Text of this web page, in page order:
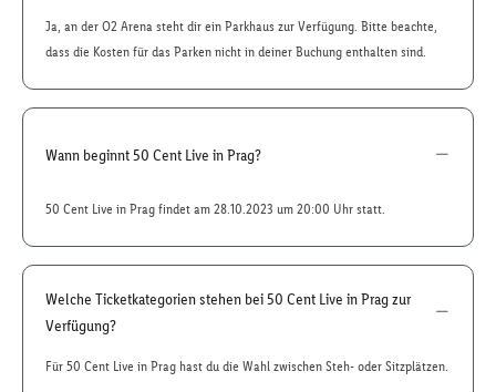
Ja, an der O2 Arena steht dir ein Parkhaus zur Verfügung. Bitte beachte,
dass die Kosten für das Parken nicht in deiner Buchung enthalten sind.
Wann beginnt 50 Cent Live in Prag?
50 Cent Live in Prag findet am 28.10.2023 um 20:00 Uhr statt.
Welche Ticketkategorien stehen bei 50 Cent Live in Prag zur
Verfügung?
Für 50 Cent Live in Prag hast du die Wahl zwischen Steh- oder Sitzplätzen.